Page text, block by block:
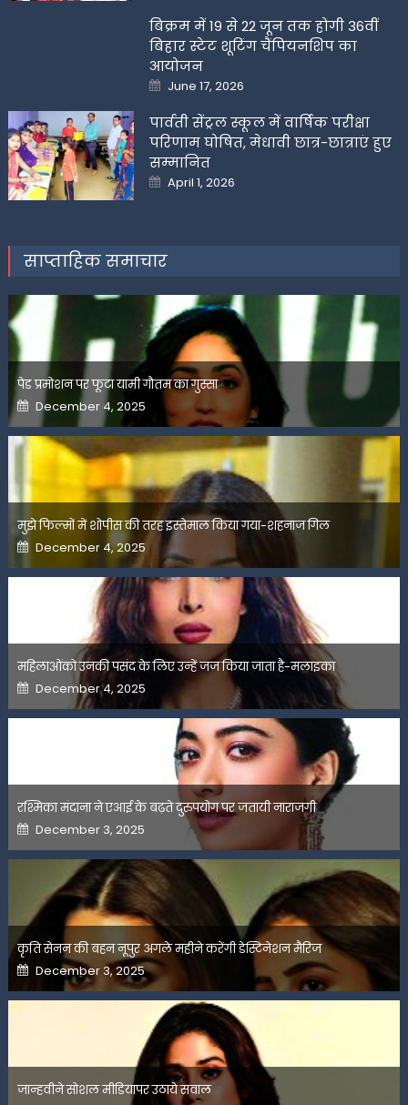
बिक्रम में 19 से 22 जून तक होगी 36वीं
बिहार स्टेट शूटिंग चैंपियनशिप का
आयोजन
Posted
on
June 17, 2026
पार्वती सेंट्रल स्कूल में वार्षिक परीक्षा
परिणाम घोषित, मेधावी छात्र-छात्राएं हुए
सम्मानित
Posted
on
April 1, 2026
साप्ताहिक समाचार
पेड प्रमोशन पर फूटा यामी गौतम का गुस्सा
Posted
on
December 4, 2025
मुझे फिल्मों में शोपीस की तरह इस्तेमाल किया गया-शहनाज गिल
Posted
on
December 4, 2025
महिलाओंको उनकी पसंद के लिए उन्हें जज किया जाता है-मलाइका
Posted
on
December 4, 2025
रश्मिका मंदाना ने एआई के बढ़ते दुरुपयोग पर जतायी नाराजगी
Posted
on
December 3, 2025
कृति सेनन की बहन नूपुर अगले महीने करेंगी डेस्टिनेशन मैरिज
Posted
on
December 3, 2025
जान्हवीने सोशल मीडियापर उठाये सवाल